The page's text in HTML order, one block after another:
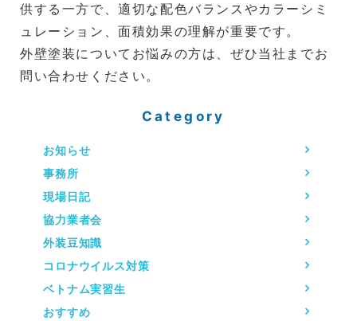
供する一方で、適切な配色バランスやカラーシミ
ュレーション、面積効果の理解が重要です。
外壁塗装についてお悩みの方は、ぜひ当社までお
問い合わせください。
Category
お知らせ
事務所
現場日記
協力業者会
外装豆知識
コロナウイルス対策
ベトナム実習生
おすすめ